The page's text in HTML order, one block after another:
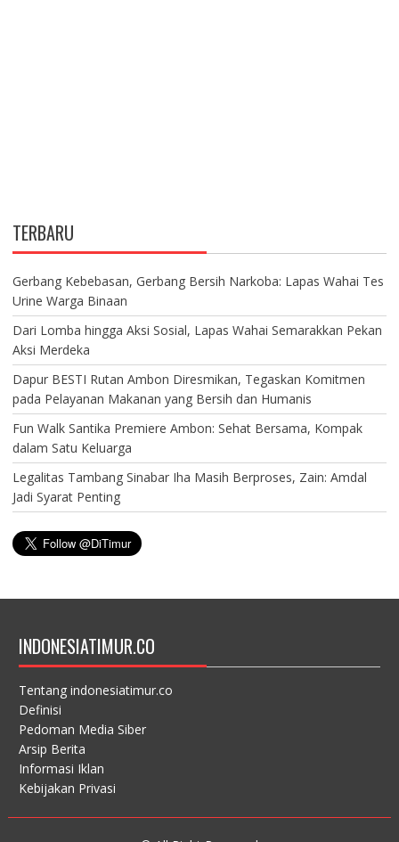
TERBARU
Gerbang Kebebasan, Gerbang Bersih Narkoba: Lapas Wahai Tes
Urine Warga Binaan
Dari Lomba hingga Aksi Sosial, Lapas Wahai Semarakkan Pekan
Aksi Merdeka
Dapur BESTI Rutan Ambon Diresmikan, Tegaskan Komitmen
pada Pelayanan Makanan yang Bersih dan Humanis
Fun Walk Santika Premiere Ambon: Sehat Bersama, Kompak
dalam Satu Keluarga
Legalitas Tambang Sinabar Iha Masih Berproses, Zain: Amdal
Jadi Syarat Penting
INDONESIATIMUR.CO
Tentang indonesiatimur.co
Definisi
Pedoman Media Siber
Arsip Berita
Informasi Iklan
Kebijakan Privasi